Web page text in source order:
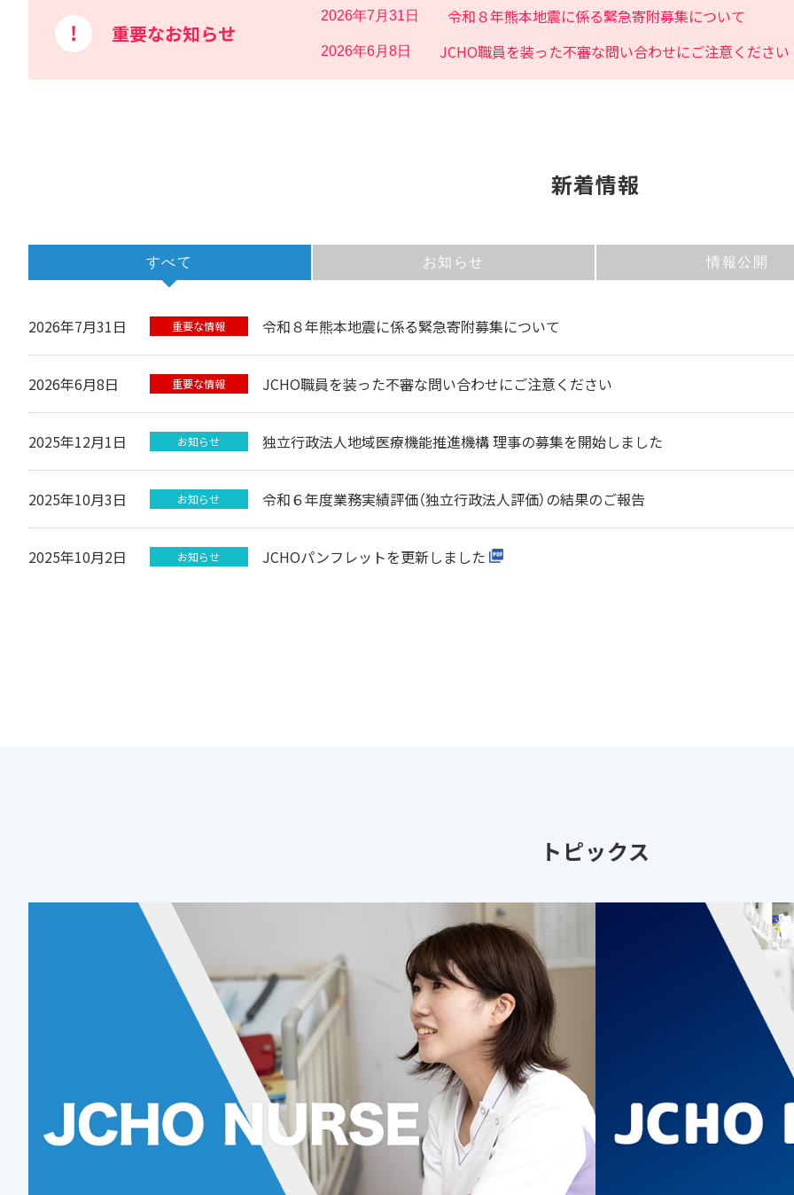
重要なお知らせ
2026年7月31日 令和８年熊本地震に係る緊急寄附募集について
2026年6月8日 JCHO職員を装った不審な問い合わせにご注意ください
新着情報
すべて お知らせ 情報公開
2026年7月31日 重要な情報 令和８年熊本地震に係る緊急寄附募集について
2026年6月8日 重要な情報 JCHO職員を装った不審な問い合わせにご注意ください
2025年12月1日 お知らせ 独立行政法人地域医療機能推進機構 理事の募集を開始しました
2025年10月3日 お知らせ 令和６年度業務実績評価（独立行政法人評価）の結果のご報告
2025年10月2日 お知らせ JCHOパンフレットを更新しました
トピックス